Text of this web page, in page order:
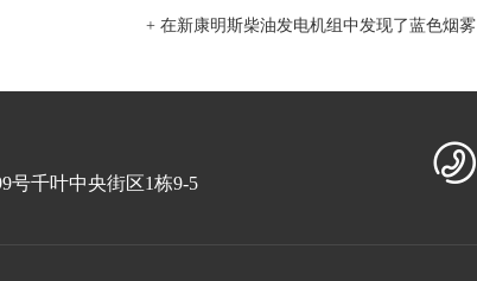
+ 在新康明斯柴油发电机组中发现了蓝色烟雾
号千叶中央街区1栋9-5